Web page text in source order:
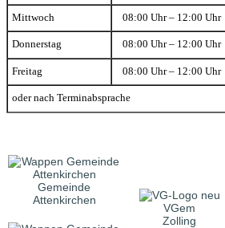
Mittwoch 08:00 Uhr – 12:00 Uhr
Donnerstag 08:00 Uhr – 12:00 Uhr
Freitag 08:00 Uhr – 12:00 Uhr
oder nach Terminabsprache
Gemeinde
Attenkirchen
VGem
Zolling